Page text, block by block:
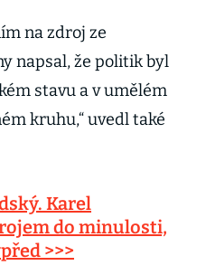
na zdroj ze
napsal, že politik byl
stavu a v umělém
kruhu,“ uvedl také
Karel
do minulosti,
>>>